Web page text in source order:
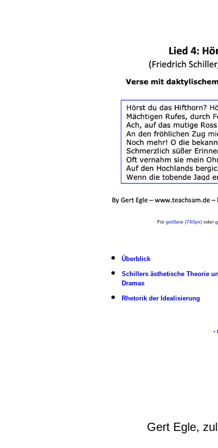
Fürgrößere (740px)oder
Überblick
Schillers ästhetische Theorie
Dramas
Rhetorik der Idealisierung
▪
Gert Egle,